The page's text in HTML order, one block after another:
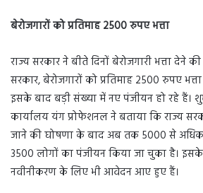
बेरोजगारों को प्रतिमाह 2500 रुपए भत्ता
राज्य सरकार ने बीते दिनों बेरोजगारी भत्ता देने
सरकार, बेरोजगारों को प्रतिमाह 2500 रुपए
इसके बाद बड़ी संख्या में नए पंजीयन हो रहे हैं।
कार्यालय यंग प्रोफेशनल ने बताया कि राज्य
जाने की घोषणा के बाद अब तक 5000 से
3500 लोगों का पंजीयन किया जा चुका है।
नवीनीकरण के लिए भी आवेदन आए हुए हैं।